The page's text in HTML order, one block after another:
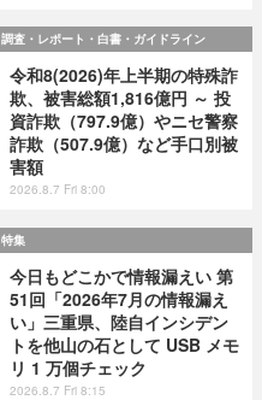
調査・レポート・白書・ガイドライン
令和8(2026)年上半期の特殊詐
欺、被害総額1,816億円 ～ 投
資詐欺（797.9億）やニセ警察
詐欺（507.9億）など手口別被
害額
2026.8.7 Fri 8:00
特集
今日もどこかで情報漏えい 第
51回「2026年7月の情報漏え
い」三重県、陸自インシデン
トを他山の石として USB メモ
リ 1 万個チェック
2026.8.7 Fri 8:15